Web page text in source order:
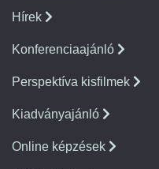
Hírek
Konferenciaajánló
Perspektíva kisfilmek
Kiadványajánló
Online képzések